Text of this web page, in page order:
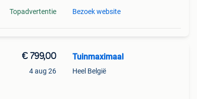
Topadvertentie Bezoek website
€ 799,00
4 aug 26
Tuinmaximaal
Heel België